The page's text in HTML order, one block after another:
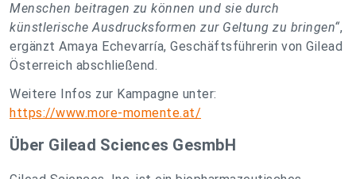
Menschen beitragen zu können und sie durch
künstlerische Ausdrucksformen zur Geltung zu bringen“,
ergänzt Amaya Echevarría, Geschäftsführerin von Gilead
Österreich abschließend.
Weitere Infos zur Kampagne unter:
https://www.more-momente.at/
Über Gilead Sciences GesmbH